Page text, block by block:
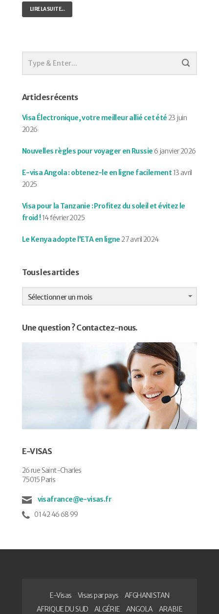
LIRE LA SUITE...
Articles récents
Visa Électronique, votre meilleur allié cet été23 juin
2026
Nouvelles règles pour voyager en Russie 6 janvier 2026
E-visa Angola : obtenez-le en ligne facilement 13 avril
2025
Visa pour la Tanzanie : Profitez du soleil et évitez le
froid !14 février 2025
Le Kenya adopte l’ETA en ligne27 avril 2024
Tous les articles
Tous
les
articles
Sélectionner un mois
Une question ? Contactez-nous.
E-VISAS
26 rue Saint-Charles
75015 Paris
visafrance@e-visas.fr
01 42 46 68 99
E-Visas Visas par pays
AFGHANISTAN
AFRIQUE DU SUD
ALGÉRIE ANGOLA
ARABIE